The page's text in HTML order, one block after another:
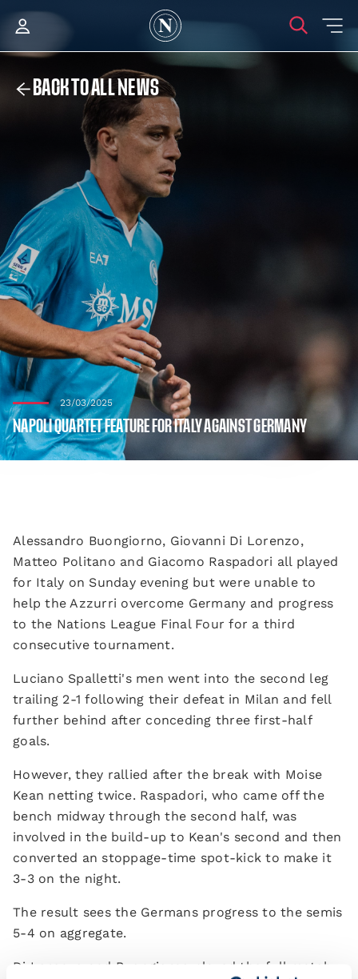
BACK TO ALL NEWS
23/03/2025
NAPOLI QUARTET FEATURE FOR ITALY AGAINST GERMANY
Alessandro Buongiorno, Giovanni Di Lorenzo,
Matteo Politano and Giacomo Raspadori all played
for Italy on Sunday evening but were unable to
help the Azzurri overcome Germany and progress
to the Nations League Final Four for a third
consecutive tournament.
Luciano Spalletti's men went into the second leg
trailing 2-1 following their defeat in Milan and fell
further behind after conceding three first-half
goals.
However, they rallied after the break with Moise
Kean netting twice. Raspadori, who came off the
bench midway through the second half, was
involved in the build-up to Kean's second and then
converted an stoppage-time spot-kick to make it
3-3 on the night.
The result sees the Germans progress to the semis
5-4 on aggregate.
Di Lorenzo and Buongiorno played the full match